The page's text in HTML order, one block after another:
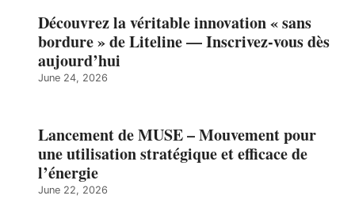
Découvrez la véritable innovation « sans
bordure » de Liteline — Inscrivez-vous dès
aujourd’hui
June 24, 2026
Lancement de MUSE – Mouvement pour
une utilisation stratégique et efficace de
l’énergie
June 22, 2026